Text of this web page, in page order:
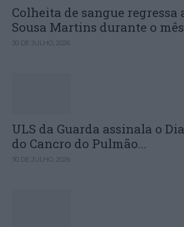
Colheita de sangue regressa
Sousa Martins durante o
30 DE JULHO, 2026
ULS da Guarda assinala o
do Cancro do Pulmão...
30 DE JULHO, 2026